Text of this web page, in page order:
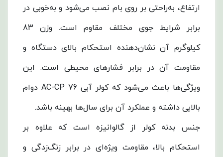
ارتفاع، به‌راحتی بر روی بام نصب می‌شود و به‌خوبی در
برابر شرایط جوی مختلف مقاوم است. وزن 83
کیلوگرم آن نشان‌دهنده استحکام بالای دستگاه و
مقاومت آن در برابر فشارهای محیطی است. این
ویژگی‌ها باعث می‌شود که کولر آبی AC-CP 76 دوام
بالایی داشته و عملکرد آن برای سال‌ها بهینه باشد.
جنس بدنه کولر از گالوانیزه است که علاوه بر
استحکام بالا، مقاومت ویژه‌ای در برابر زنگ‌زدگی و